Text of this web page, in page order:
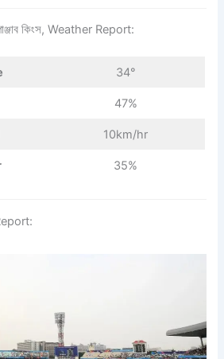
পাঞ্জাব কিংস, Weather Report:
34°
47%
10km/hr
35%